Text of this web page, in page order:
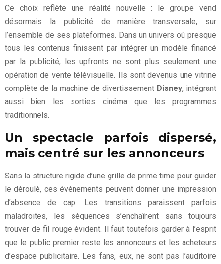
Ce choix reflète une réalité nouvelle : le groupe vend
désormais la publicité de manière transversale, sur
l’ensemble de ses plateformes. Dans un univers où presque
tous les contenus finissent par intégrer un modèle financé
par la publicité, les upfronts ne sont plus seulement une
opération de vente télévisuelle. Ils sont devenus une vitrine
complète de la machine de divertissement Disney, intégrant
aussi bien les sorties cinéma que les programmes
traditionnels.
Un spectacle parfois dispersé,
mais centré sur les annonceurs
Sans la structure rigide d’une grille de prime time pour guider
le déroulé, ces événements peuvent donner une impression
d’absence de cap. Les transitions paraissent parfois
maladroites, les séquences s’enchaînent sans toujours
trouver de fil rouge évident. Il faut toutefois garder à l’esprit
que le public premier reste les annonceurs et les acheteurs
d’espace publicitaire. Les fans, eux, ne sont pas l’auditoire